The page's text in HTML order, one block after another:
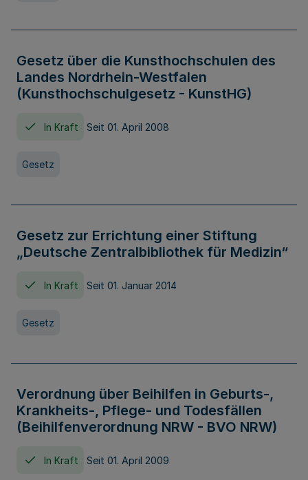
Gesetz über die Kunsthochschulen des
Landes Nordrhein-Westfalen
(Kunsthochschulgesetz - KunstHG)
In Kraft Seit 01. April 2008
Gesetz
Gesetz zur Errichtung einer Stiftung
„Deutsche Zentralbibliothek für Medizin“
In Kraft Seit 01. Januar 2014
Gesetz
Verordnung über Beihilfen in Geburts-,
Krankheits-, Pflege- und Todesfällen
(Beihilfenverordnung NRW - BVO NRW)
In Kraft Seit 01. April 2009